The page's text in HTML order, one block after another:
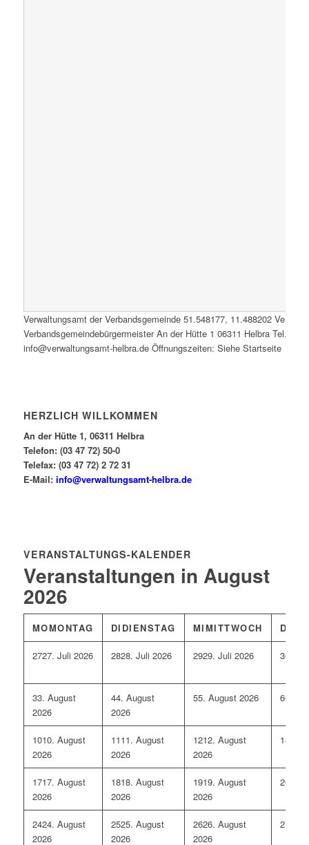
Verwaltungsamt der Verbandsgemeinde 51.548177, 11.488202
Verbandsgemeindebürgermeister An der Hütte 1 06311 Helbra Tel.:
info@verwaltungsamt-helbra.de Öffnungszeiten: Siehe Startseite
HERZLICH WILLKOMMEN
An der Hütte 1, 06311 Helbra
Telefon: (03 47 72) 50-0
Telefax: (03 47 72) 2 72 31
E-Mail: info@verwaltungsamt-helbra.de
VERANSTALTUNGS-KALENDER
Veranstaltungen in August
2026
MOMONTAG DI DIENSTAG MIMITTWOCH DO
2727. Juli 2026 2828. Juli 2026 2929. Juli 2026 30
33. August
2026
44. August
2026
55. August 2026 66.
1010. August
2026
1111. August
2026
1212. August
2026
13
1717. August
2026
1818. August
2026
1919. August
2026
20
2424. August
2026
2525. August
2026
2626. August
2026
27